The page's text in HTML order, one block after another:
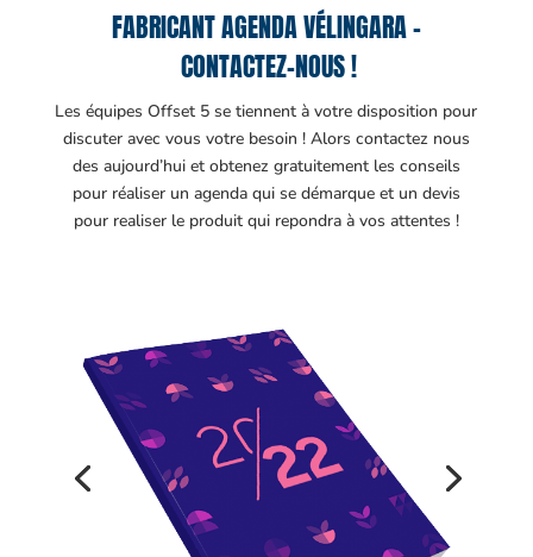
FABRICANT AGENDA VÉLINGARA –
CONTACTEZ-NOUS !
Les équipes Offset 5 se tiennent à votre disposition pour
discuter avec vous votre besoin ! Alors contactez nous
des aujourd’hui et obtenez gratuitement les conseils
pour réaliser un agenda qui se démarque et un devis
pour realiser le produit qui repondra à vos attentes !